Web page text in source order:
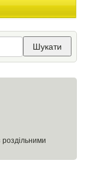
Шукати
роздільними